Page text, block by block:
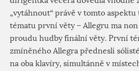
„vytáhnout“ právě v tomto
tématu první věty – Allegru ma
proudu hudby finální věty. První
zmíněného Allegra přednesli
na oba klavíry, simultánně v